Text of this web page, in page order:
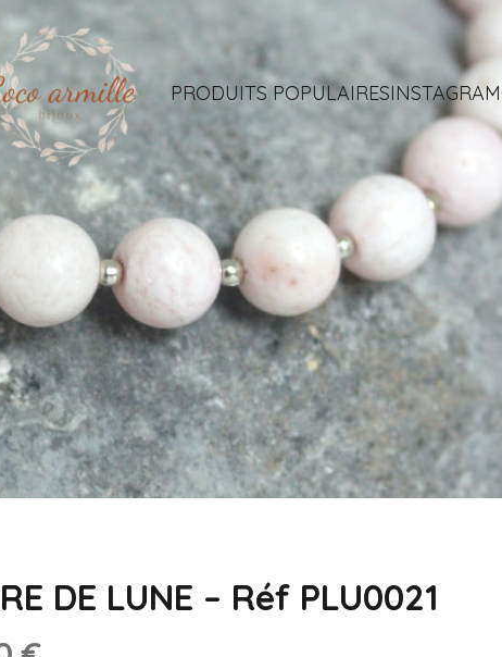
PRODUITS POPULAIRESINSTAGRAM
DE LUNE – Réf PLU0021